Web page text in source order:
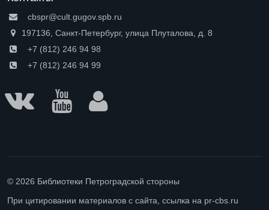
cbspr@cult.gugov.spb.ru
197136, Санкт-Петербург, улица Плуталова, д. 8
+7 (812) 246 94 98
+7 (812) 246 94 99
© 2026 Библиотеки Петроградской стороны
При цитировании материалов с сайта, ссылка на pr-cbs.ru